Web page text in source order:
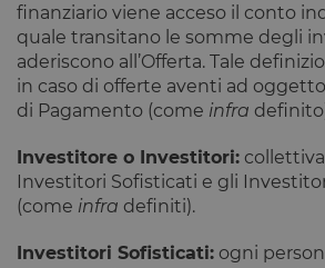
finanziario viene acceso il conto
quale transitano le somme degli
aderiscono all’Offerta. Tale
in caso di offerte aventi ad
di Pagamento (come infra
Investitore o Investitori:
Investitori Sofisticati e gli
(come infra definiti).
Investitori Sofisticati: ogni